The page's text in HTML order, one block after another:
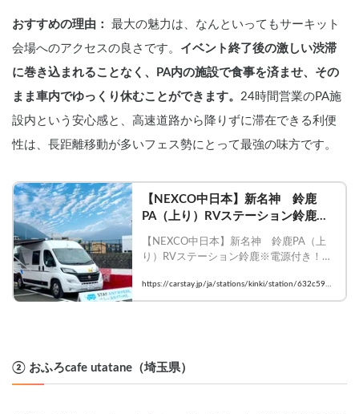
おすすめの理由：
最大の魅力は、なんといってもサーキット
会場へのアクセスの良さです。 イベント終了後の激しい渋滞
に巻き込まれることなく、PA内の施設で食事を済ませ、その
まま車内でゆっくり休むことができます。 24時間営業のPA施
設内という安心感と、高速道路から降りずに滞在できる利便
性は、長距離移動が多いフェス勢にとって最強の味方です。
【NEXCO中日本】新名神　鈴鹿
PA（上り）RVステーション鈴鹿※
キャンプ場・車中泊スポットが探せ
【NEXCO中日本】新名神　鈴鹿PA（上
り）RVステーション鈴鹿※電源付き！｜
泊スポットが探せるスペースシェアは
Carstay
https://carstay.jp/ja/stations/kinki/station/632c59b8
2b614b99a252d1b2/
② おふろcafe utatane（埼玉県）